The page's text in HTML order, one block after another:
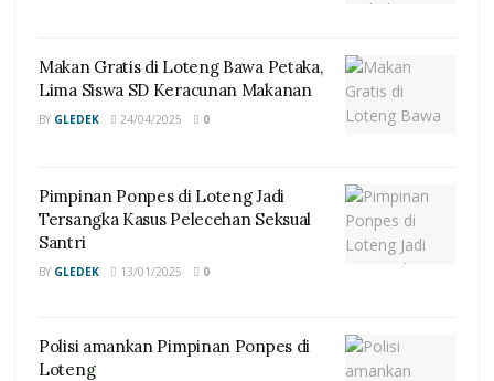
Makan Gratis di Loteng Bawa Petaka,
Lima Siswa SD Keracunan Makanan
BY GLEDEK 24/04/2025 0
Pimpinan Ponpes di Loteng Jadi
Tersangka Kasus Pelecehan Seksual
Santri
BY GLEDEK 13/01/2025 0
Polisi amankan Pimpinan Ponpes di
Loteng